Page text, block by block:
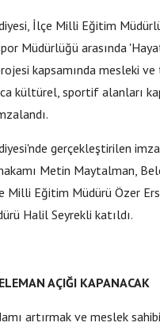
İlçe Milli Eğitim
Müdürlüğü arasında
kapsamında mesleki
kültürel, sportif alanları
gerçekleştirilen
Metin Maytalman,
Milli Eğitim Müdürü Özer
Halil Seyrekli katıldı.
AÇIĞI KAPANACAK
artırmak ve meslek